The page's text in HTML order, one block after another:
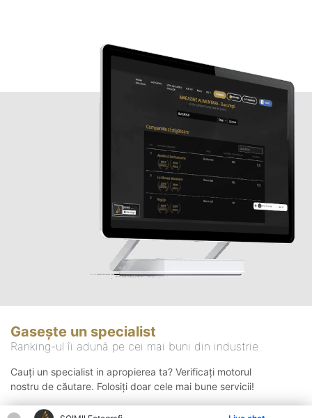
Gasește un specialist
Ranking-ul îi adună pe cei mai buni din industrie
Cauți un specialist in apropierea ta? Verificați motorul
nostru de căutare. Folosiți doar cele mai bune servicii!